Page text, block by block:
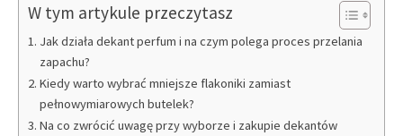
W tym artykule przeczytasz
Jak działa dekant perfum i na czym polega proces przelania
zapachu?
Kiedy warto wybrać mniejsze flakoniki zamiast
pełnowymiarowych butelek?
Na co zwrócić uwagę przy wyborze i zakupie dekantów